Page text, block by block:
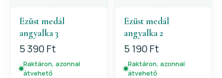
Ezüst medál
angyalka 3
5 390 Ft
Raktáron, azonnal
átvehető
Ezüst medál
angyalka 2
5 190 Ft
Raktáron, azonnal
átvehető